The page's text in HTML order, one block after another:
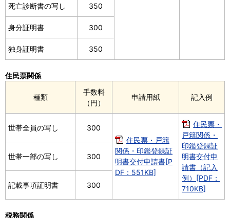
死亡診断書の写し 350
身分証明書 300
独身証明書 350
住民票関係
種類
手数料
（円）
申請用紙 記入例
世帯全員の写し
300
住民票・戸籍
関係・印鑑登録証
明書交付申請書[P
DF：551KB]
住民票・
戸籍関係・
印鑑登録証
明書交付申
請書（記入
例）[PDF：
710KB]
世帯一部の写し 300
記載事項証明書 300
税務関係